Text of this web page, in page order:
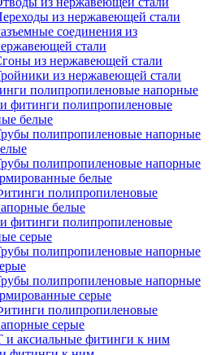
из нержавеющей стали
соединения из
стали
из нержавеющей стали
из нержавеющей стали
полипропиленовые напорные
фитинги полипропиленовые
белые
полипропиленовые напорные
полипропиленовые напорные
белые
полипропиленовые
белые
фитинги полипропиленовые
серые
полипропиленовые напорные
полипропиленовые напорные
серые
полипропиленовые
серые
и аксиальные фитинги к ним